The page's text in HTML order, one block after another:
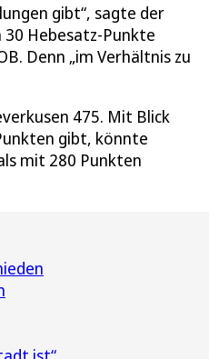
gibt“, sagte der
Hebesatz-Punkte
Denn „im Verhältnis zu
475. Mit Blick
gibt, könnte
mit 280 Punkten